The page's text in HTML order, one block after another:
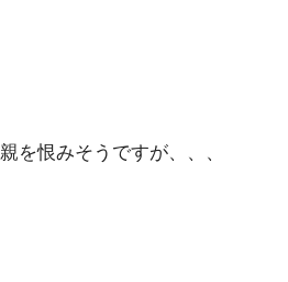
を恨みそうですが、、、